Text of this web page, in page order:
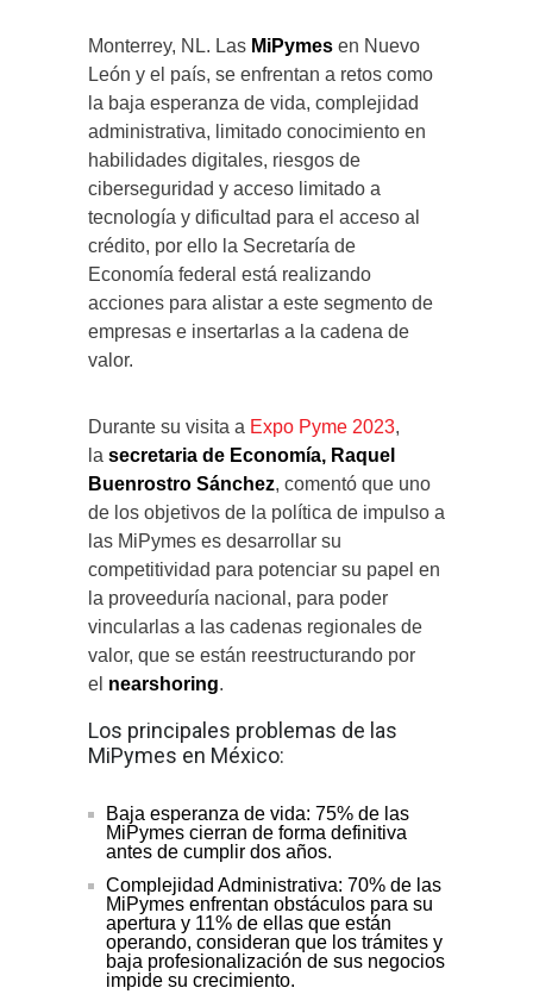
Monterrey, NL. Las MiPymes en Nuevo
León y el país, se enfrentan a retos como
la baja esperanza de vida, complejidad
administrativa, limitado conocimiento en
habilidades digitales, riesgos de
ciberseguridad y acceso limitado a
tecnología y dificultad para el acceso al
crédito, por ello la Secretaría de
Economía federal está realizando
acciones para alistar a este segmento de
empresas e insertarlas a la cadena de
valor.
Durante su visita a Expo Pyme 2023,
la secretaria de Economía, Raquel
Buenrostro Sánchez, comentó que uno
de los objetivos de la política de impulso a
las MiPymes es desarrollar su
competitividad para potenciar su papel en
la proveeduría nacional, para poder
vincularlas a las cadenas regionales de
valor, que se están reestructurando por
el nearshoring.
Los principales problemas de las
MiPymes en México:
Baja esperanza de vida: 75% de las
MiPymes cierran de forma definitiva
antes de cumplir dos años.
Complejidad Administrativa: 70% de las
MiPymes enfrentan obstáculos para su
apertura y 11% de ellas que están
operando, consideran que los trámites y
baja profesionalización de sus negocios
impide su crecimiento.